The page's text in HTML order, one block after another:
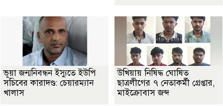
ভূয়া জন্মনিবন্ধন ইস্যুতে ইউপি
সচিবের কারাদণ্ড: চেয়ারম্যান
খালাস
উখিয়ায় নিষিদ্ধ ঘোষিত
ছাত্রলীগের ৭ নেতাকর্মী গ্রেপ্তার,
মাইক্রোবাস জব্দ